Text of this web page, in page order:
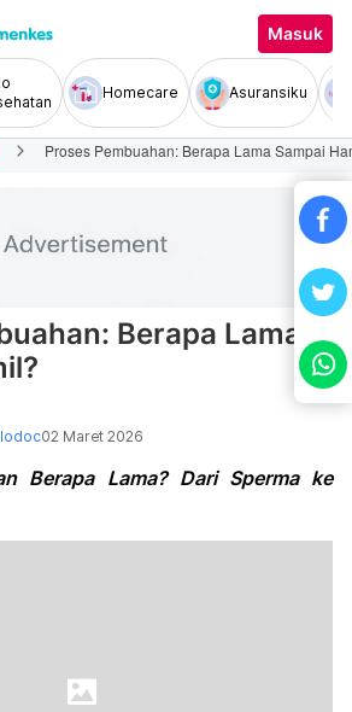
Masuk
Homecare Asuransiku
Proses Pembuahan: Berapa Lama Sampai
Berapa Lama
02 Maret 2026
Berapa Lama? Dari Sperma ke